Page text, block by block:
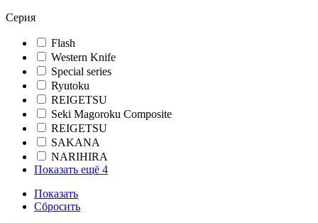
Серия
Flash
Western Knife
Special series
Ryutoku
REIGETSU
Seki Magoroku Composite
REIGETSU
SAKANA
NARIHIRA
Показать ещё 4
Показать
Сбросить